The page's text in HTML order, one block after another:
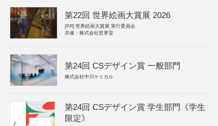
第22回 世界絵画大賞展 2026
[PR] 世界絵画大賞展 実行委員会
共催：株式会社世界堂
第24回 CSデザイン賞 一般部門
株式会社中川ケミカル
第24回 CSデザイン賞 学生部門《学生
限定》